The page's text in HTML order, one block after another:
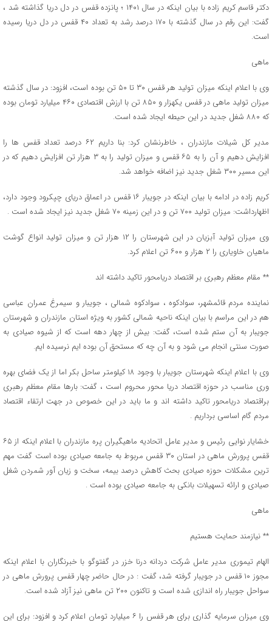
دکتر قاسم کریم زاده با بیان اینکه در سال ۱۴۰۱ ؛ پانزده قفس در دل دریا گذاشته شد ،
گفت: این رقم در سال گذشته با ۱۷۰ درصد رشد به تعداد ۴۰ قفس در دل دریا رسیده
است.
ماهی
وی با اعلام اینکه میزان تولید هر قفس ۳۰ تا ۵۰ تن بوده است، افزود: در سال گذشته
میزان تولید ماهی در قفس یکهزار و ۸۵۰ تن با ارزش اقتصادی ۴۶۰ میلیارد تومان بوده
که ۸۸۰ شغل جدید در این حیطه ایجاد شده است.
مدیر کل شیلات مازندران ، خاطرنشان کرد: بنا داریم ۶۲ درصد تعداد قفس ها را
افزایش دهیم و آن را به ۶۵ قفس و میزان تولید را به ۳ هزار تن افزایش دهیم که در
این مسیر ۳۰۰ شغل جدید نیز اضافه خواهد شد.
کریم زاده در ادامه با بیان اینکه در جویبار ۱۶ قفس در اعماق دریای چپکرود وجود دارد،
اظهارداشت: میزان تولید ۷۰۰ تن و در این زمینه ۷۰ شغل جدید نیز ایجاد شده است .
وی میزان تولید آبزیان در این شهرستان را ۱۲ هزار تن و میزان تولید انواع گوشت
ماهیان خاویاری را ۲ هزار و ۶۰۰ تن اعلام کرد.
** مقام معظم رهبری بر اقتصاد دریامحور تاکید داشته اند
نماینده مردم قائمشهر، سوادکوه ، سوادکوه شمالی ، جویبار و سیمرغ عمران عباسی
هم در این مراسم با بیان اینکه ناحیه شمالی کشور به ویژه استان مازندران و شهرستان
جویبار به آن ستم شده است، گفت: بیش از چهار دهه است که از شیوه صیادی به
صورت سنتی انجام می شود و به آن چه که مستحق آن بوده ایم نرسیده ایم.
وی با اعلام اینکه شهرستان جویبار با وجود ۱۸ کیلومتر ساحل بکر اما از یک فضای بهره
وری مناسب در حوزه اقتصاد دریا محور محروم است ، گفت: بارها مقام معظم رهبری
براقتصاد دریامحور تاکید داشته اند و ما باید در این خصوص در جهت ارتقاء اقتصاد
مردم گام اساسی برداریم .
خشایار نوایی رئیس و مدیر عامل اتحادیه ماهیگیران پره مازندران با اعلام اینکه از ۶۵
قفس پرورش ماهی در استان ۳۰ قفس مربوط به جامعه صیادی بوده است گفت مهم
ترین مشکلات حوزه صیادی بحث کاهش درصد بیمه، سخت و زیان آور شمردن شغل
صیادی و ارائه تسهیلات بانکی به جامعه صیادی بوده است .
ماهی
** نیازمند حمایت هستیم
الهام تیموری مدیر عامل شرکت دردانه درنا خزر در گفتوگو با خبرنگاران با اعلام اینکه
مجوز ۱۰ قفس در جویبار گرفته شد، گفت : در حال حاضر چهار قفس پرورش ماهی در
سواحل جویبار راه اندازی شده است و تاکنون ۲۰۰ تن ماهی نیز آزاد شده است.
وی میزان سرمایه گذاری برای هر قفس را ۶ میلیارد تومان اعلام کرد و افزود: برای این